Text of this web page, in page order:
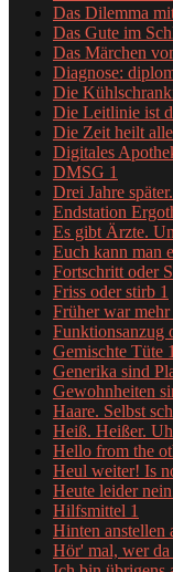
Das Dilemma
Das Gute im
Das Märchen
Diagnose:
Die
Die Leitlinie ist
Die Zeit heilt
Digitales
DMSG 1
Drei Jahre
Endstation
Es gibt Ärzte.
Euch kann man
Fortschritt oder
Friss oder stirb 1
Früher war mehr
Funktionsanzug
Gemischte Tüte 1
Generika sind
Gewohnheiten
Haare. Selbst
Heiß. Heißer.
Hello from the
Heul weiter! Is
Heute leider
Hilfsmittel 1
Hinten anstellen
Hör' mal, wer